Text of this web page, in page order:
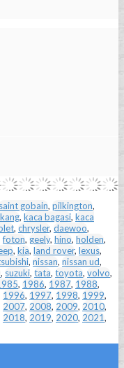
saint gobain, pilkington,
, kaca bagasi, kaca
, chrysler, daewoo,
foton, geely, hino, holden,
, kia, land rover, lexus,
, nissan, nissan ud,
, suzuki, tata, toyota, volvo,
, 1986, 1987, 1988,
1996, 1997, 1998, 1999,
2007, 2008, 2009, 2010,
2018, 2019, 2020, 2021,